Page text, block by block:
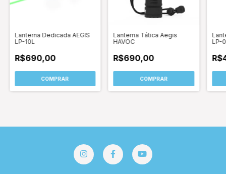
Lanterna Dedicada AEGIS
LP-10L
R$690,00
COMPRAR
Lanterna Tática Aegis
HAVOC
R$690,00
COMPRAR
LP-